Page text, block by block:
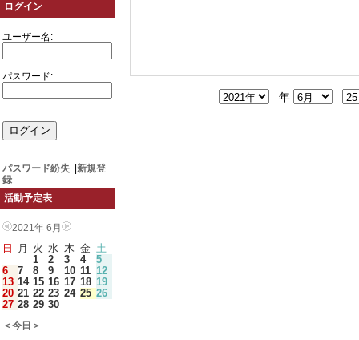
ログイン
ユーザー名:
パスワード:
パスワード紛失
新規登
録
活動予定表
2021年 6月
日 月 火 水 木 金 土
1
2 3 4
5
6
7 8 9 10 11 12
13 14 15 16 17 18 19
20 21 22 23 24 25 26
27 28 29 30
＜今日＞
年